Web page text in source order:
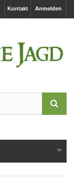
Anmelden
Kontakt